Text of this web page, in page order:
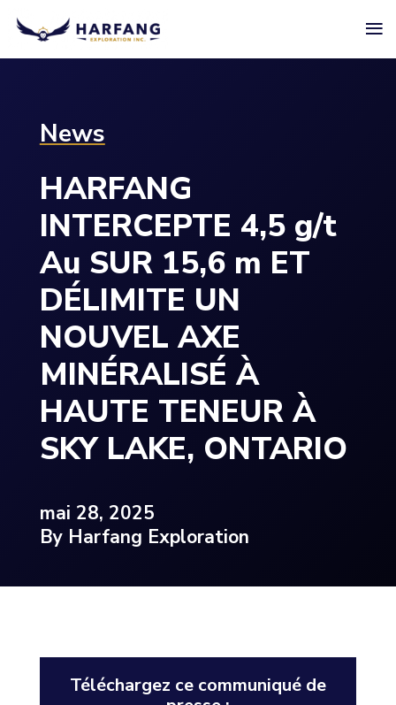
≡
News
HARFANG
INTERCEPTE 4,5 g/t
Au SUR 15,6 m ET
DÉLIMITE UN
NOUVEL AXE
MINÉRALISÉ À
HAUTE TENEUR À
SKY LAKE, ONTARIO
mai 28, 2025
By Harfang Exploration
Téléchargez ce communiqué de